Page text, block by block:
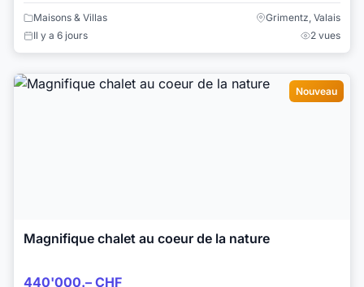
Maisons & Villas
Grimentz, Valais
Il y a 6 jours
2 vues
Nouveau
Magnifique chalet au coeur de la nature
440'000.– CHF